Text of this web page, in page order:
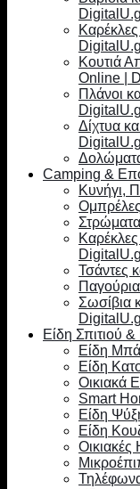
Κουτιά
Online |
Πλάνοι
Δίχτυα
Camping &
Κυνήγι,
Τσάντες
Σωσίβια
Είδη Σπιτιού &
Είδη
Είδη
Οικιακά
Smart
Είδη
Είδη